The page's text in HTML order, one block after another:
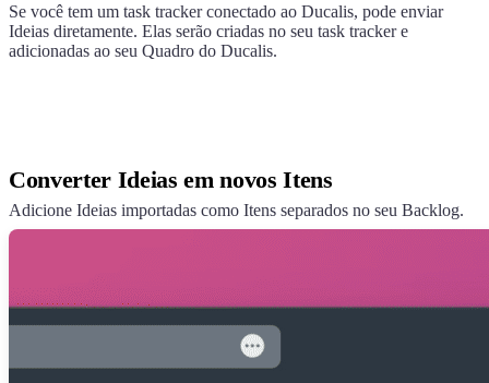
Se você tem um task tracker conectado ao Ducalis, pode enviar
Ideias diretamente. Elas serão criadas no seu task tracker e
adicionadas ao seu Quadro do Ducalis.
Converter Ideias em novos Itens
Adicione Ideias importadas como Itens separados no seu Backlog.